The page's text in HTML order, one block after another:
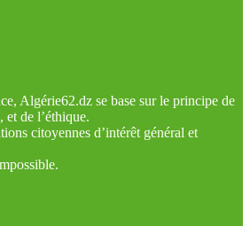
Algérie62.dz se base sur le principe de
et de l’éthique.
citoyennes d’intérêt général et